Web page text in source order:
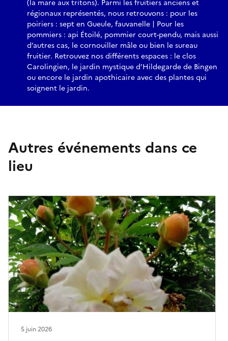
(la mare aux tritons). Parmi les fruitiers anciens et
régionaux représentés, nous retrouvons : pour les
poiriers : sept en Gueule, fauvanelle | Pour les
pommiers : api Étoilé, pommier court-pendu, mais aussi
d’autres cas, le cornouiller mâle ou bien le sureau
fruitier. Retrouvez nos différents espaces : le clos
Carolingien, le jardin mystique d’Hildegarde de Bingen
ou encore le jardin apothicaire avec des plantes qui
soignent le jardin.
Autres événements dans ce
lieu
5 juin 2026